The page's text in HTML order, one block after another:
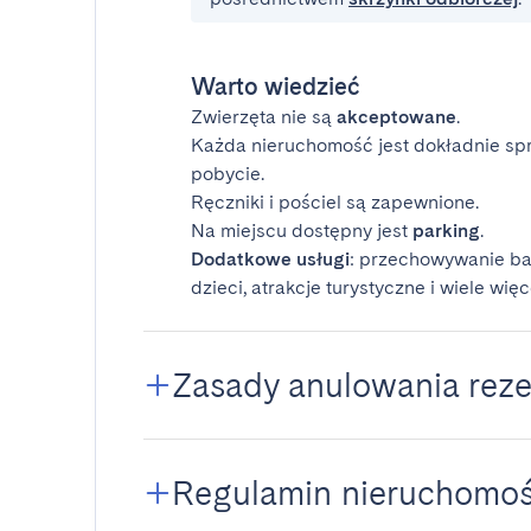
Warto wiedzieć
Zwierzęta nie są akceptowane.
Każda nieruchomość jest dokładnie
pobycie.
Ręczniki i pościel są zapewnione.
Na miejscu dostępny jest parking.
Dodatkowe usługi: przechowywanie
dzieci, atrakcje turystyczne i wiele
Zasady anulowania
Regulamin